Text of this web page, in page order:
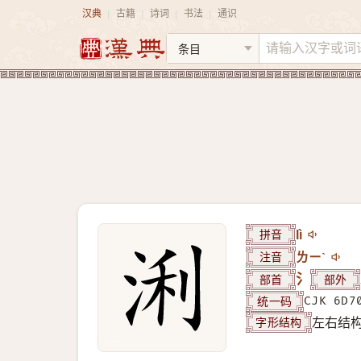
汉典 古籍 诗词 书法 通识
拼音 lì
注音 ㄌㄧˋ
部首 氵 部外
统一码 CJK
字形结构 左右结